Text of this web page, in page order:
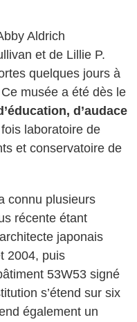
Aldrich
et de Lillie P.
quelques jours à
musée a été dès le
d’audace
laboratoire de
et conservatoire de
connu plusieurs
récente étant
japonais
2004, puis
53W53 signé
s’étend sur six
également un